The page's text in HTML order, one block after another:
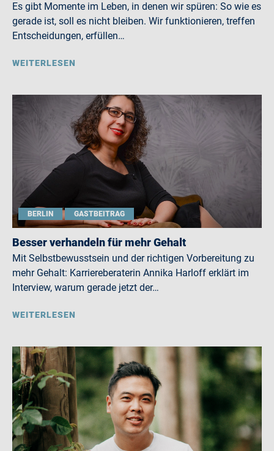
Es gibt Momente im Leben, in denen wir spüren: So wie es
gerade ist, soll es nicht bleiben. Wir funktionieren, treffen
Entscheidungen, erfüllen…
WEITERLESEN
BERLIN GASTBEITRAG
Besser verhandeln für mehr Gehalt
Mit Selbstbewusstsein und der richtigen Vorbereitung zu
mehr Gehalt: Karriereberaterin Annika Harloff erklärt im
Interview, warum gerade jetzt der…
WEITERLESEN